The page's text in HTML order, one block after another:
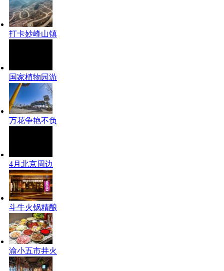
打卡妙峰山镇
国家植物园游
万花争艳不负
4月北京周边
斗牛火锅精酿
渝小五市井火